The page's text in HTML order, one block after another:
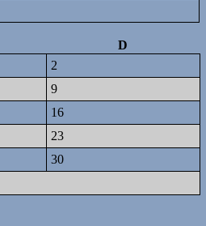
D
2
9
16
23
30